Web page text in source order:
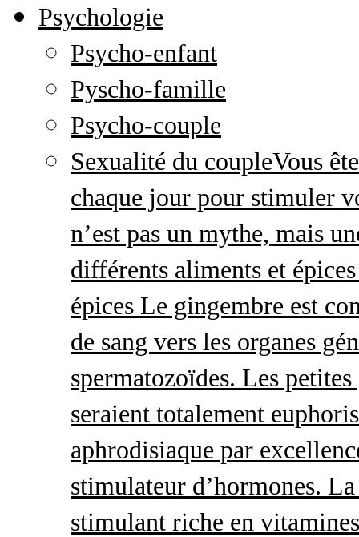
Psychologie
Psycho-enfant
Pyscho-famille
Psycho-couple
Sexualité du coupleVous
chaque jour pour stimuler
n’est pas un mythe, mais
différents aliments et
épices Le gingembre est
de sang vers les organes
spermatozoïdes. Les
seraient totalement
aphrodisiaque par
stimulateur d’hormones.
stimulant riche en